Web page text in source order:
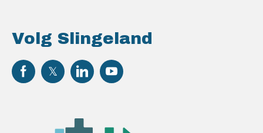
Volg Slingeland